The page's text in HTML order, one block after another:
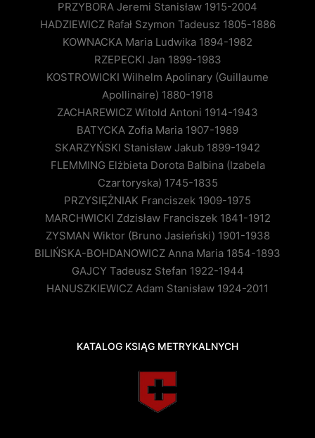
PRZYBORA Jeremi Stanisław 1915-2004
HADZIEWICZ Rafał Szymon Tadeusz 1805-1886
KOWNACKA Maria Ludwika 1894-1982
RZEPECKI Jan 1899-1983
KOSTROWICKI Wilhelm Apolinary (Guillaume
Apollinaire) 1880-1918
ZACHAREWICZ Witold Antoni 1914-1943
BATYCKA Zofia Maria 1907-1989
SKARZYŃSKI Stanisław Jakub 1899-1942
FLEMMING Elżbieta Dorota Balbina (Izabela
Czartoryska) 1745-1835
PRZYSIĘŻNIAK Franciszek 1909-1975
MARCHWICKI Zdzisław Franciszek 1841-1912
ZYSMAN Wiktor (Bruno Jasieński) 1901-1938
BILIŃSKA-BOHDANOWICZ Anna Maria 1854-1893
GAJCY Tadeusz Stefan 1922-1944
HANUSZKIEWICZ Adam Stanisław 1924-2011
KATALOG KSIĄG METRYKALNYCH